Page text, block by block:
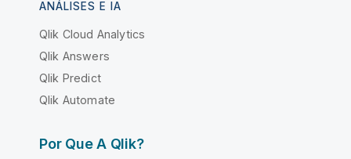
ANÁLISES E IA
Qlik Cloud Analytics
Qlik Answers
Qlik Predict
Qlik Automate
Por Que A Qlik?